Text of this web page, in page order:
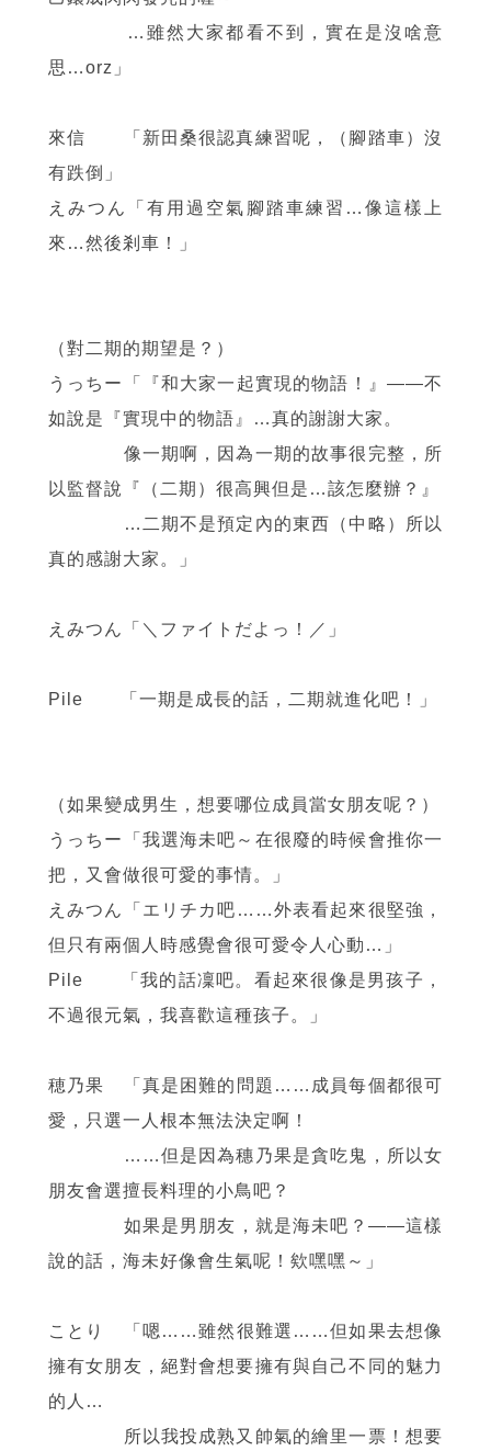
…雖然大家都看不到，實在是沒啥意
思…orz」
來信 「新田桑很認真練習呢，（腳踏車）沒
有跌倒」
えみつん「有用過空氣腳踏車練習…像這樣上
來…然後剎車！」
（對二期的期望是？）
うっちー「『和大家一起實現的物語！』 ——不
如說是『實現中的物語』…真的謝謝大家。
像一期啊，因為一期的故事很完整，所
以監督說『（二期）很高興但是…該怎麼辦？』
…二期不是預定內的東西（中略）所以
真的感謝大家。」
えみつん「＼ファイトだよっ！／」
Pile 「一期是成長的話，二期就進化吧！」
（如果變成男生，想要哪位成員當女朋友呢？）
うっちー「我選海未吧～在很廢的時候會推你一
把，又會做很可愛的事情。」
えみつん「エリチカ吧……外表看起來很堅強，
但只有兩個人時感覺會很可愛令人心動…」
Pile 「我的話凜吧。看起來很像是男孩子，
不過很元氣，我喜歡這種孩子。」
穂乃果 「真是困難的問題……成員每個都很可
愛，只選一人根本無法決定啊！
……但是因為穗乃果是貪吃鬼，所以女
朋友會選擅長料理的小鳥吧？
如果是男朋友，就是海未吧？ ——這樣
說的話，海未好像會生氣呢！欸嘿嘿～」
ことり 「嗯……雖然很難選……但如果去想像
擁有女朋友，絕對會想要擁有與自己不同的魅力
的人…
所以我投成熟又帥氣的繪里一票！想要